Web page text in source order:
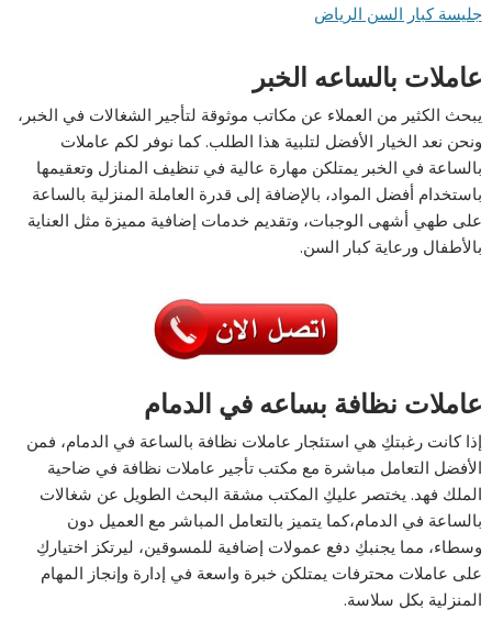
جليسة كبار السن الرياض
عاملات بالساعه الخبر
يبحث الكثير من العملاء عن مكاتب موثوقة لتأجير الشغالات في الخبر،
ونحن نعد الخيار الأفضل لتلبية هذا الطلب. كما نوفر لكم عاملات
بالساعة في الخبر يمتلكن مهارة عالية في تنظيف المنازل وتعقيمها
باستخدام أفضل المواد، بالإضافة إلى قدرة العاملة المنزلية بالساعة
على طهي أشهى الوجبات، وتقديم خدمات إضافية مميزة مثل العناية
بالأطفال ورعاية كبار السن.
عاملات نظافة بساعه في الدمام
إذا كانت رغبتكِ هي استئجار عاملات نظافة بالساعة في الدمام، فمن
الأفضل التعامل مباشرة مع مكتب تأجير عاملات نظافة في ضاحية
الملك فهد. يختصر عليكِ المكتب مشقة البحث الطويل عن شغالات
بالساعة في الدمام،كما يتميز بالتعامل المباشر مع العميل دون
وسطاء، مما يجنبكِ دفع عمولات إضافية للمسوقين، ليرتكز اختياركِ
على عاملات محترفات يمتلكن خبرة واسعة في إدارة وإنجاز المهام
المنزلية بكل سلاسة.